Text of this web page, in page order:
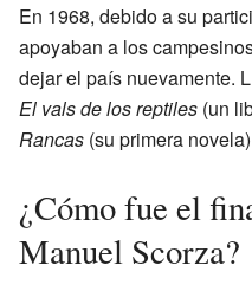
En 1968, debido a su
apoyaban a los
dejar el país nuevamente.
El vals de los reptiles (un
Rancas (su primera
¿Cómo fue el
Manuel Scorza?